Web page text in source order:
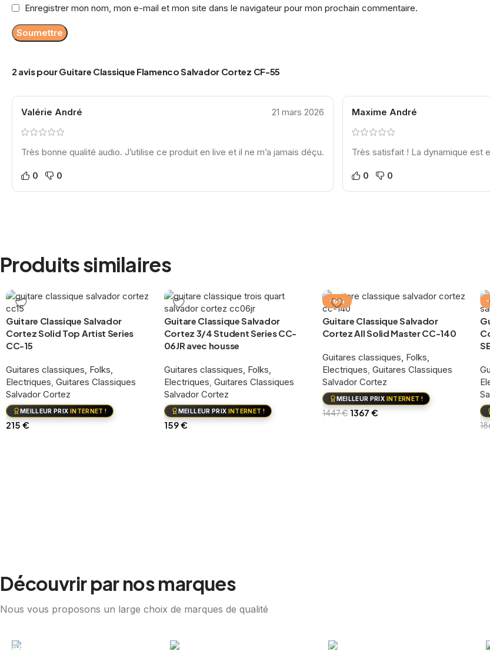
2 avis pourGuitare Classique Flamenco Salvador Cortez CF-55
Valérie André 21 mars 2026
Très bonne qualité audio. J’utilise ce produit en live et il ne m’a jamais déçu.
0 0
Maxime André
Très satisfait ! La dynamique est
0 0
Enregistrer mon nom, mon e-mail et mon site dans le navigateur pour mon prochain commentaire.
Produits similaires
Guitare Classique Salvador
Cortez Solid Top Artist Series
CC-15
Guitares classiques, Folks,
Electriques Guitares Classiques
Salvador Cortez
MEILLEUR PRIX INTERNET !
215 €
Guitare Classique Salvador
Cortez 3/4 Student Series CC-
06JR avec housse
Guitares classiques, Folks,
Electriques Guitares Classiques
Salvador Cortez
MEILLEUR PRIX INTERNET !
159€
-6%
Guitare Classique Salvador
Cortez All Solid Master CC-140
Guitares classiques, Folks,
Electriques Guitares Classiques
Salvador Cortez
MEILLEUR PRIX INTERNET !
1447€ 1367 €
Découvrir par nos marques
Nous vous proposons un large choix de marques de qualité